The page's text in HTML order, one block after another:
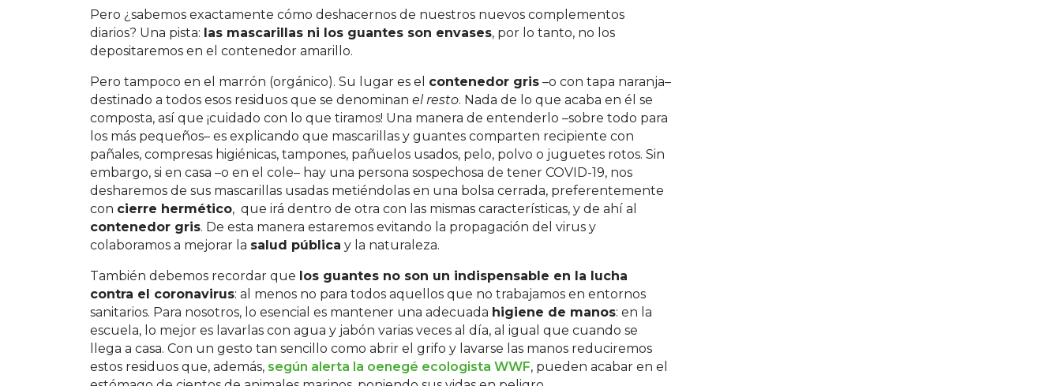
Pero ¿sabemos exactamente cómo deshacernos de nuestros nuevos complementos
diarios? Una pista: las mascarillas ni los guantes son envases, por lo tanto, no los
depositaremos en el contenedor amarillo.
Pero tampoco en el marrón (orgánico). Su lugar es el contenedor gris –o con tapa naranja–
destinado a todos esos residuos que se denominan el resto. Nada de lo que acaba en él se
composta, así que ¡cuidado con lo que tiramos! Una manera de entenderlo –sobre todo para
los más pequeños– es explicando que mascarillas y guantes comparten recipiente con
pañales, compresas higiénicas, tampones, pañuelos usados, pelo, polvo o juguetes rotos. Sin
embargo, si en casa –o en el cole– hay una persona sospechosa de tener COVID-19, nos
desharemos de sus mascarillas usadas metiéndolas en una bolsa cerrada, preferentemente
con cierre hermético, que irá dentro de otra con las mismas características, y de ahí al
contenedor gris. De esta manera estaremos evitando la propagación del virus y
colaboramos a mejorar la salud pública y la naturaleza.
También debemos recordar que los guantes no son un indispensable en la lucha
contra el coronavirus: al menos no para todos aquellos que no trabajamos en entornos
sanitarios. Para nosotros, lo esencial es mantener una adecuada higiene de manos: en la
escuela, lo mejor es lavarlas con agua y jabón varias veces al día, al igual que cuando se
llega a casa. Con un gesto tan sencillo como abrir el grifo y lavarse las manos reduciremos
estos residuos que, además, según alerta la oenegé ecologista WWF, pueden acabar en el